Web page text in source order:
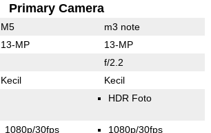
Primary Camera
M5 m3 note
13-MP 13-MP
f/2.2
Kecil Kecil
HDR Foto
1080p/30fps 1080p/30fps